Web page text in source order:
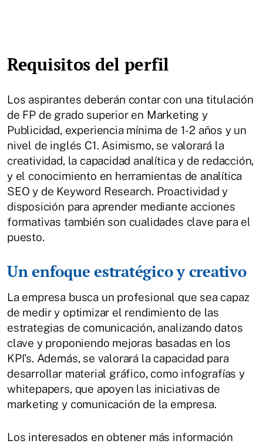
Requisitos del perfil
Los aspirantes deberán contar con una titulación
de FP de grado superior en Marketing y
Publicidad, experiencia mínima de 1-2 años y un
nivel de inglés C1. Asimismo, se valorará la
creatividad, la capacidad analítica y de redacción,
y el conocimiento en herramientas de analítica
SEO y de Keyword Research. Proactividad y
disposición para aprender mediante acciones
formativas también son cualidades clave para el
puesto.
Un enfoque estratégico y creativo
La empresa busca un profesional que sea capaz
de medir y optimizar el rendimiento de las
estrategias de comunicación, analizando datos
clave y proponiendo mejoras basadas en los
KPI’s. Además, se valorará la capacidad para
desarrollar material gráfico, como infografías y
whitepapers, que apoyen las iniciativas de
marketing y comunicación de la empresa.
Los interesados en obtener más información